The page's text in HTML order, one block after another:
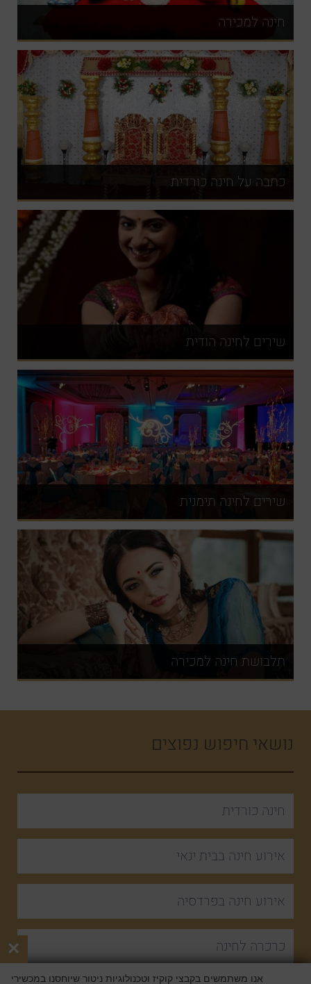
חינה למכירה
כתבה על חינה כורדית
שירים לחינה הודית
שירים לחינה תימנית
תלבושת חינה למכירה
נושאי חיפוש נפוצים
חינה כורדית
אירוע חינה בבית ינאי
אירוע חינה בפרדסיה
כרכרה לחינה ×
אנו משתמשים בקבצי קוקיז וטכנולוגיות ניטור שיוחסנו במכשירי